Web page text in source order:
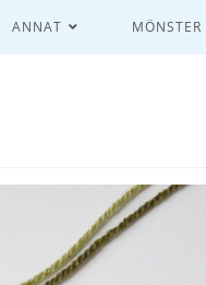
ANNAT MÖNSTER